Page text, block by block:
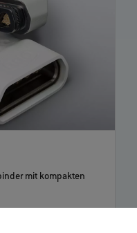
mit kompakten